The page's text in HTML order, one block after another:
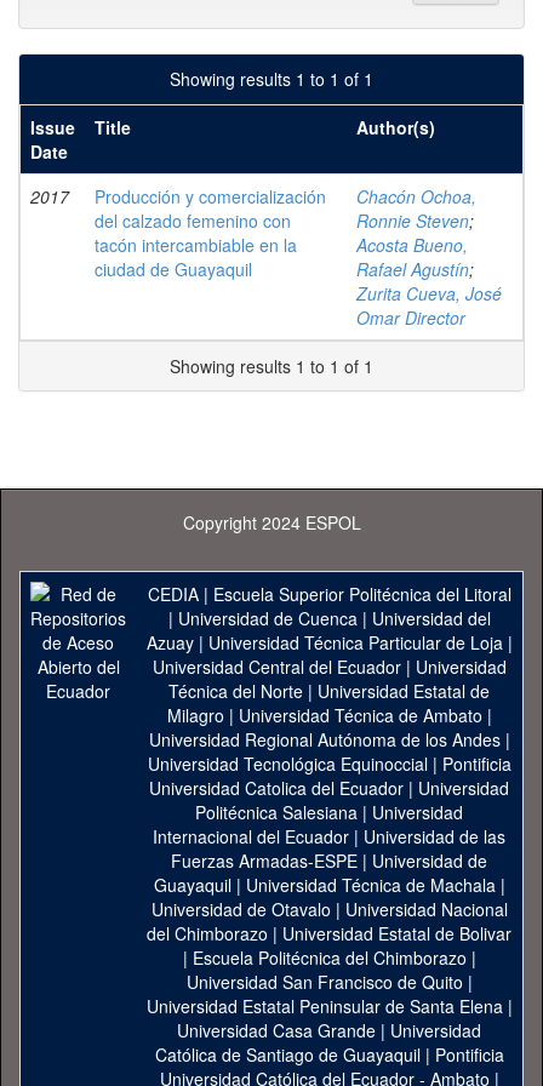
Showing results 1 to 1 of 1
Issue
Date
Title Author(s)
2017
Producción y comercialización
del calzado femenino con
tacón intercambiable en la
ciudad de Guayaquil
Chacón Ochoa,
Ronnie Steven;
Acosta Bueno,
Rafael Agustín;
Zurita Cueva, José
Omar Director
Showing results 1 to 1 of 1
Copyright 2024 ESPOL
CEDIA| Escuela Superior Politécnica del Litoral
| Universidad de Cuenca| Universidad del
Azuay| Universidad Técnica Particular de Loja|
Universidad Central del Ecuador| Universidad
Técnica del Norte | Universidad Estatal de
Milagro | Universidad Técnica de Ambato |
Universidad Regional Autónoma de los Andes|
Universidad Tecnológica Equinoccial| Pontificia
Universidad Catolica del Ecuador | Universidad
Politécnica Salesiana | Universidad
Internacional del Ecuador | Universidad de las
Fuerzas Armadas-ESPE | Universidad de
Guayaquil| Universidad Técnica de Machala|
Universidad de Otavalo | Universidad Nacional
del Chimborazo | Universidad Estatal de Bolivar
| Escuela Politécnica del Chimborazo |
Universidad San Francisco de Quito |
Universidad Estatal Peninsular de Santa Elena|
Universidad Casa Grande | Universidad
Católica de Santiago de Guayaquil| Pontificia
Universidad Católica del Ecuador - Ambato |